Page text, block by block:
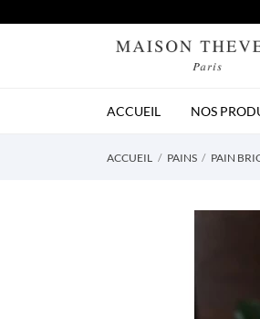
ACCUEIL NOS
ACCUEIL PAINS PAIN